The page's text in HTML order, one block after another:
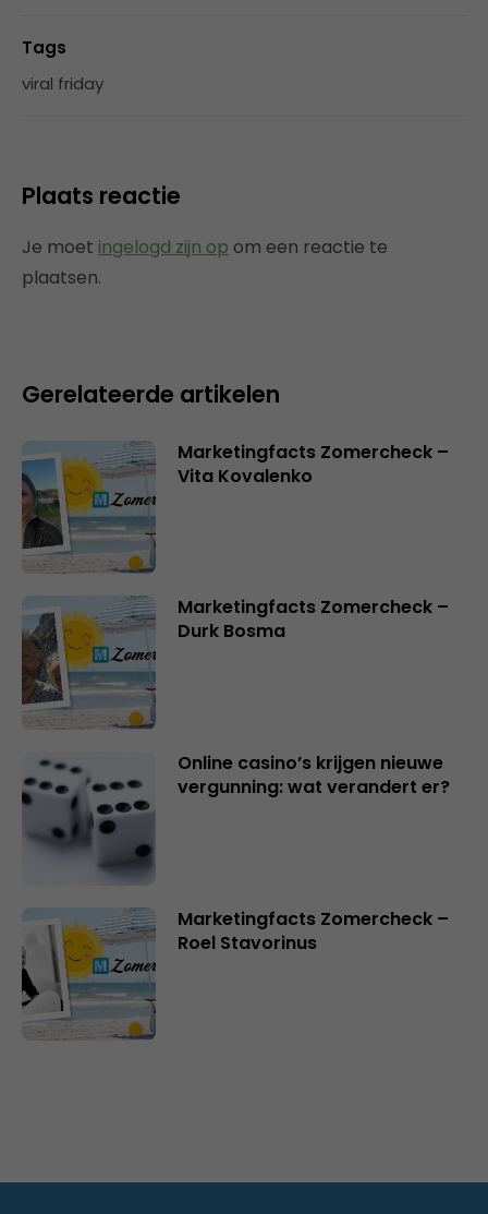
Tags
viral friday
Plaats reactie
Je moet ingelogd zijn op om een reactie te
plaatsen.
Gerelateerde artikelen
Marketingfacts Zomercheck –
Vita Kovalenko
Marketingfacts Zomercheck –
Durk Bosma
Online casino’s krijgen nieuwe
vergunning: wat verandert er?
Marketingfacts Zomercheck –
Roel Stavorinus